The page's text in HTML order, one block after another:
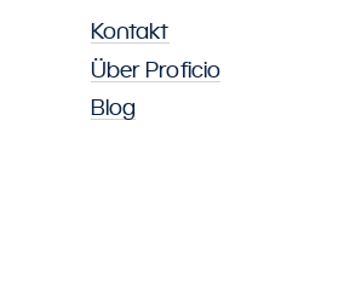
Kontakt
Über Proficio
Blog